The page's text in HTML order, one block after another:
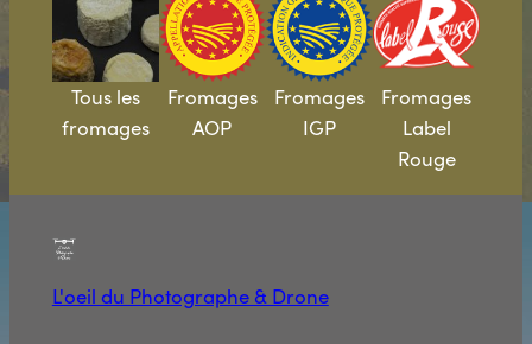
Tous les
fromages
Fromages
AOP
Fromages
IGP
Fromages
Label
Rouge
L'oeil du Photographe & Drone